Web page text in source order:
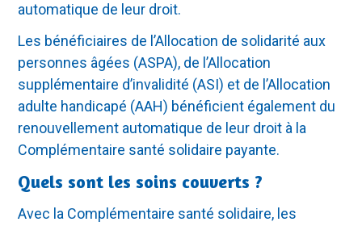
automatique de leur droit.
Les bénéficiaires de l’Allocation de solidarité aux
personnes âgées (ASPA), de l’Allocation
supplémentaire d’invalidité (ASI) et de l’Allocation
adulte handicapé (AAH) bénéficient également du
renouvellement automatique de leur droit à la
Complémentaire santé solidaire payante.
Quels sont les soins couverts ?
Avec la Complémentaire santé solidaire, les